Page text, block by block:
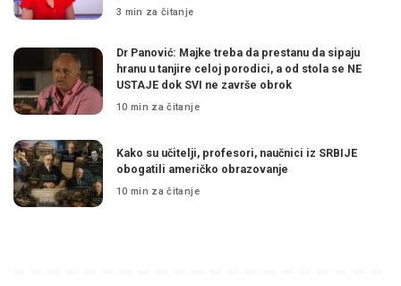
3 min za čitanje
Dr Panović: Majke treba da prestanu da sipaju
hranu u tanjire celoj porodici, a od stola se NE
USTAJE dok SVI ne završe obrok
10 min za čitanje
Kako su učitelji, profesori, naučnici iz SRBIJE
obogatili američko obrazovanje
10 min za čitanje